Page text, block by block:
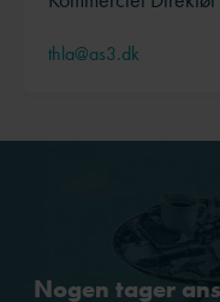
thla@as3.dk
Nogen tager